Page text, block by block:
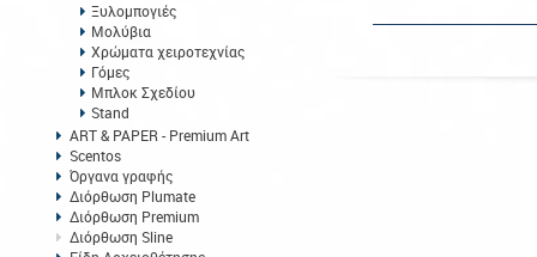
Ξυλομπογιές
Μολύβια
Χρώματα χειροτεχνίας
Γόμες
Μπλοκ Σχεδίου
Stand
ART & PAPER - Premium Art
Scentos
Όργανα γραφής
Διόρθωση Plumate
Διόρθωση Premium
Διόρθωση Sline